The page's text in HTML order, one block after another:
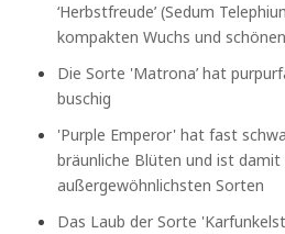
‘Herbstfreude’ (Sedum
kompakten Wuchs und
Die Sorte 'Matrona’ hat
buschig
'Purple Emperor' hat fast
bräunliche Blüten und ist damit
außergewöhnlichsten Sorten
Das Laub der Sorte